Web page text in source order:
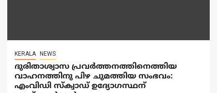
KERALA NEWS
ദുരിതാശ്വാസ പ്രവർത്തനത്തിനെത്തിയ
വാഹനത്തിനു പിഴ ചുമത്തിയ സംഭവം:
എംവിഡി സ്ക്വാഡ് ഉദ്യോഗസ്ഥന്